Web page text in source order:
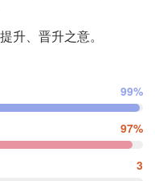
升、晋升之意。
99%
97%
3